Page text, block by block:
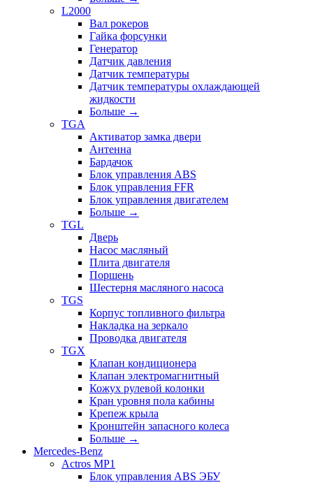
L2000
Вал рокеров
Гайка форсунки
Генератор
Датчик давления
Датчик температуры
Датчик температуры охлаждающей
жидкости
Больше →
TGA
Активатор замка двери
Антенна
Бардачок
Блок управления ABS
Блок управления FFR
Блок управления двигателем
Больше →
TGL
Дверь
Насос масляный
Плита двигателя
Поршень
Шестерня масляного насоса
TGS
Корпус топливного фильтра
Накладка на зеркало
Проводка двигателя
TGX
Клапан кондиционера
Клапан электромагнитный
Кожух рулевой колонки
Кран уровня пола кабины
Крепеж крыла
Кронштейн запасного колеса
Больше →
Mercedes-Benz
Actros MP1
Блок управления ABS ЭБУ